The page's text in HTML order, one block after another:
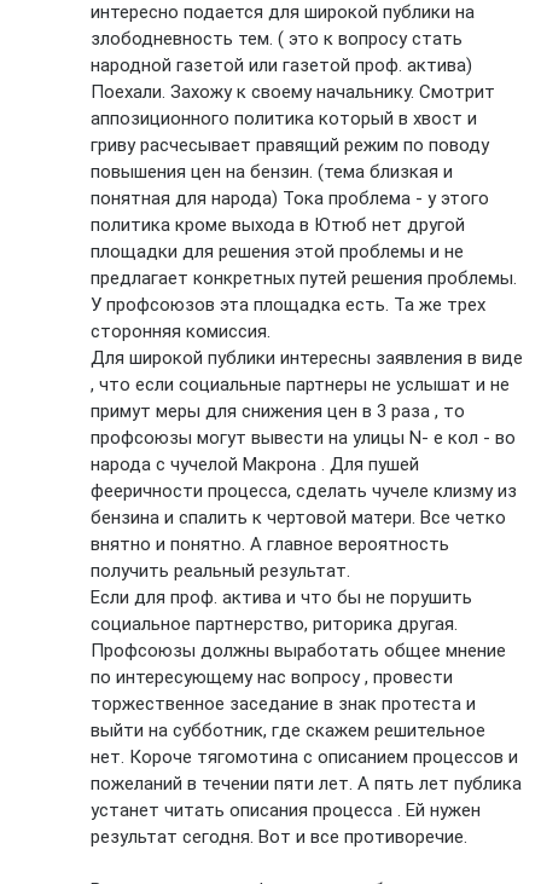
интересно подается для широкой публики на
злободневность тем. ( это к вопросу стать
народной газетой или газетой проф. актива)
Поехали. Захожу к своему начальнику. Смотрит
аппозиционного политика который в хвост и
гриву расчесывает правящий режим по поводу
повышения цен на бензин. (тема близкая и
понятная для народа) Тока проблема - у этого
политика кроме выхода в Ютюб нет другой
площадки для решения этой проблемы и не
предлагает конкретных путей решения проблемы.
У профсоюзов эта площадка есть. Та же трех
сторонняя комиссия.
Для широкой публики интересны заявления в виде
, что если социальные партнеры не услышат и не
примут меры для снижения цен в 3 раза , то
профсоюзы могут вывести на улицы N- е кол - во
народа с чучелой Макрона . Для пушей
фееричности процесса, сделать чучеле клизму из
бензина и спалить к чертовой матери. Все четко
внятно и понятно. А главное вероятность
получить реальный результат.
Если для проф. актива и что бы не порушить
социальное партнерство, риторика другая.
Профсоюзы должны выработать общее мнение
по интересующему нас вопросу , провести
торжественное заседание в знак протеста и
выйти на субботник, где скажем решительное
нет. Короче тягомотина с описанием процессов и
пожеланий в течении пяти лет. А пять лет публика
устанет читать описания процесса . Ей нужен
результат сегодня. Вот и все противоречие.